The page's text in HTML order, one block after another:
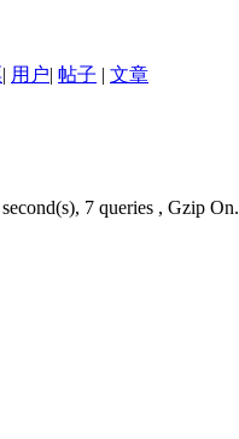
| 用户| 帖子 | 文章
7 queries , Gzip On.